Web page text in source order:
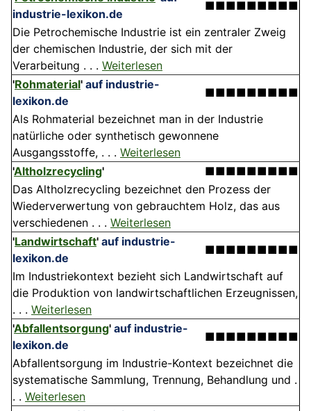
industrie-lexikon.de
■■■■■■■■■
Die Petrochemische Industrie ist ein zentraler Zweig
der chemischen Industrie, der sich mit der
Verarbeitung . . . Weiterlesen
'Rohmaterial' auf industrie-
lexikon.de
■■■■■■■■■
Als Rohmaterial bezeichnet man in der Industrie
natürliche oder synthetisch gewonnene
Ausgangsstoffe, . . . Weiterlesen
'Altholzrecycling'
■■■■■■■■■
Das Altholzrecycling bezeichnet den Prozess der
Wiederverwertung von gebrauchtem Holz, das aus
verschiedenen . . . Weiterlesen
'Landwirtschaft' auf industrie-
lexikon.de
■■■■■■■■■
Im Industriekontext bezieht sich Landwirtschaft auf
die Produktion von landwirtschaftlichen Erzeugnissen,
. . . Weiterlesen
'Abfallentsorgung' auf industrie-
lexikon.de
■■■■■■■■■
Abfallentsorgung im Industrie-Kontext bezeichnet die
systematische Sammlung, Trennung, Behandlung und .
. . Weiterlesen